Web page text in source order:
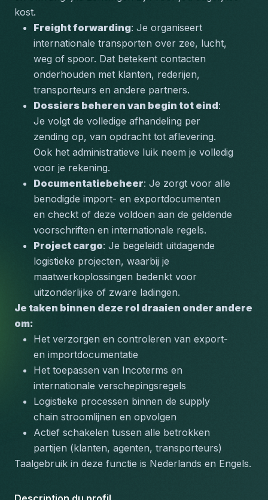
kost.
Freight forwarding: Je organiseert
internationale transporten over zee, lucht,
weg of spoor. Dat betekent contacten
onderhouden met klanten, rederijen,
transporteurs en andere partners.
Dossiers beheren van begin tot eind:
Je volgt de volledige afhandeling per
zending op, van opdracht tot aflevering.
Ook het administratieve luik neem je volledig
voor je rekening.
Documentatiebeheer: Je zorgt voor alle
benodigde import- en exportdocumenten
en checkt of deze voldoen aan de geldende
voorschriften en internationale regels.
Project cargo: Je begeleidt uitdagende
logistieke projecten, waarbij je
maatwerkoplossingen bedenkt voor
uitzonderlijke of zware ladingen.
Je taken binnen deze rol draaien onder andere
om:
Het verzorgen en controleren van export-
en importdocumentatie
Het toepassen van Incoterms en
internationale verschepingsregels
Logistieke processen binnen de supply
chain stroomlijnen en opvolgen
Actief schakelen tussen alle betrokken
partijen (klanten, agenten, transporteurs)
Taalgebruik in deze functie is Nederlands en Engels.